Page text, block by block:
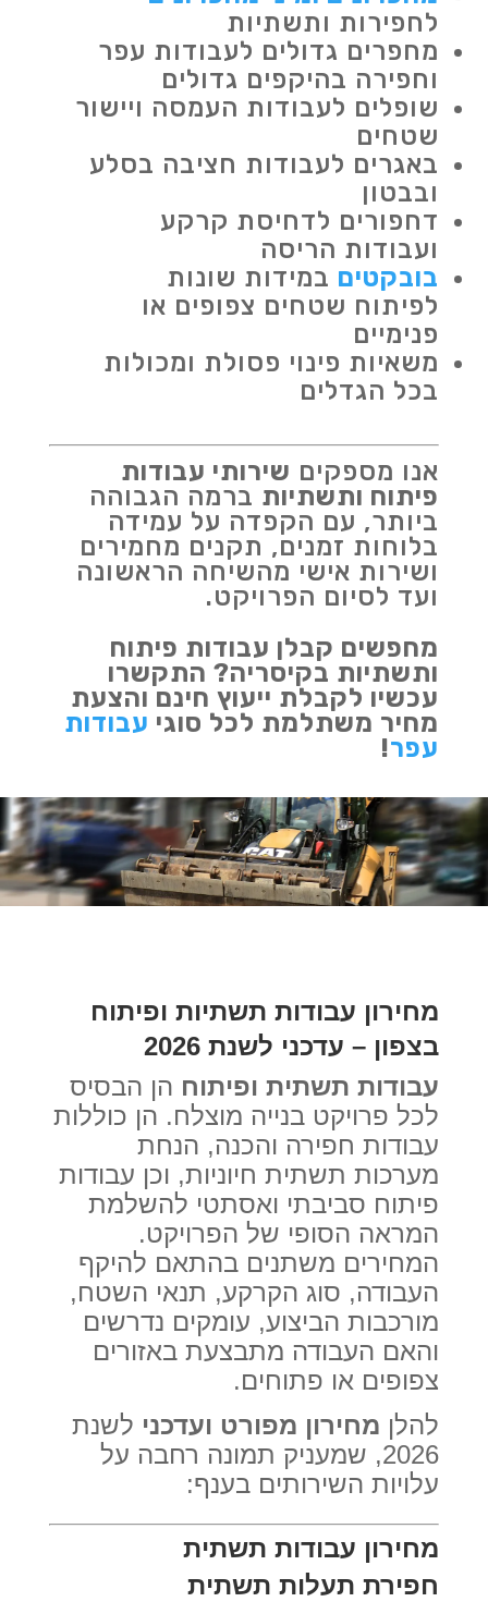
לחפירות ותשתיות
מחפרים גדולים לעבודות עפר
וחפירה בהיקפים גדולים
שופלים לעבודות העמסה ויישור
שטחים
באגרים לעבודות חציבה בסלע
ובבטון
דחפורים לדחיסת קרקע
ועבודות הריסה
בובקטים במידות שונות
לפיתוח שטחים צפופים או
פנימיים
משאיות פינוי פסולת ומכולות
בכל הגדלים
אנו מספקים שירותי עבודות
פיתוח ותשתיות ברמה הגבוהה
ביותר, עם הקפדה על עמידה
בלוחות זמנים, תקנים מחמירים
ושירות אישי מהשיחה הראשונה
ועד לסיום הפרויקט.
מחפשים קבלן עבודות פיתוח
ותשתיות בקיסריה? התקשרו
עכשיו לקבלת ייעוץ חינם והצעת
מחיר משתלמת לכל סוגי עבודות
עפר!
מחירון עבודות תשתיות ופיתוח
בצפון – עדכני לשנת 2026
עבודות תשתית ופיתוח הן הבסיס
לכל פרויקט בנייה מוצלח. הן כוללות
עבודות חפירה והכנה, הנחת
מערכות תשתית חיוניות, וכן עבודות
פיתוח סביבתי ואסתטי להשלמת
המראה הסופי של הפרויקט.
המחירים משתנים בהתאם להיקף
העבודה, סוג הקרקע, תנאי השטח,
מורכבות הביצוע, עומקים נדרשים
והאם העבודה מתבצעת באזורים
צפופים או פתוחים.
להלן מחירון מפורט ועדכני לשנת
2026, שמעניק תמונה רחבה על
עלויות השירותים בענף:
מחירון עבודות תשתית
חפירת תעלות תשתית